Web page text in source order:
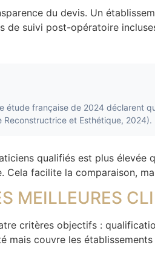
du devis. Un
de suivi post-opératoire
étude française de 2024 déclarent
Reconstructrice et Esthétique, 2024).
qualifiés est plus élevée
Cela facilite la comparaison,
MEILLEURES
critères objectifs :
mais couvre les